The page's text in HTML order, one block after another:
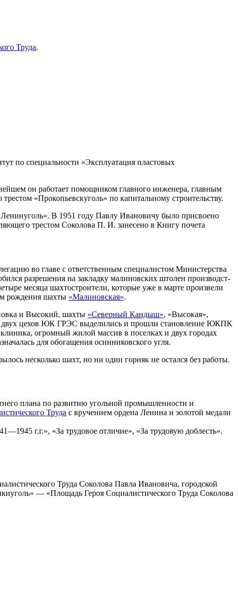
Труда.
по специальности «Эксплуатация пластовых
он работает помощником главного инженера, главным
«Прокопьевскуголь» по капитальному строительству.
В 1951 году Павлу Ивановичу было присвоено
трестом Соколова П. И. занесено в Книгу почета
во главе с ответственным специалистом Министерства
разрешения на закладку малиновских штолен производст­
месяца шахтостроители, которые уже в марте произвели
рождения шахты «Малиновская».
и Высокий, шахты «Северный Кандыш», «Высокая»,
двух цехов ЮК ГРЭС выделились и прошли становление ЮКПК
огромный жилой массив в поселках и двух городах
для обогащения осинни­ковского угля.
несколько шахт, но ни один горняк не остался без работы.
плана по развитию угольной промышленности и
Труда с вручением ордена Ленина и золотой медали
г.г.», «За трудовое отличие», «За трудовую доблесть».
Труда Соколова Павла Ивановича, городской
— «Площадь Героя Социалистического Труда Соколова